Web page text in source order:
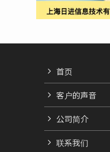
首页
客户的声音
公司简介
联系我们